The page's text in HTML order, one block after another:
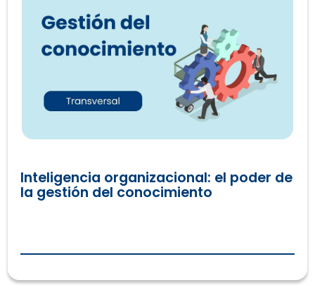
Inteligencia organizacional: el poder de
la gestión del conocimiento